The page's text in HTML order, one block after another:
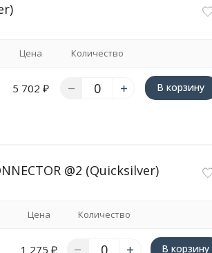
Цена Количество
5 702 ₽ В корзину
@2 (Quicksilver)
Цена Количество
1 275 ₽ В корзину